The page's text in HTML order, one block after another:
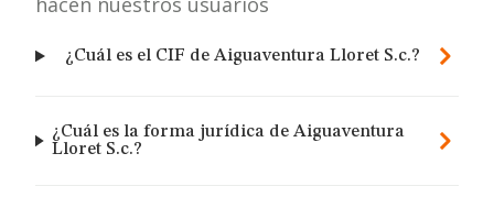
¿Cuál es el CIF de Aiguaventura Lloret S.c.?
¿Cuál es la forma jurídica de Aiguaventura
Lloret S.c.?